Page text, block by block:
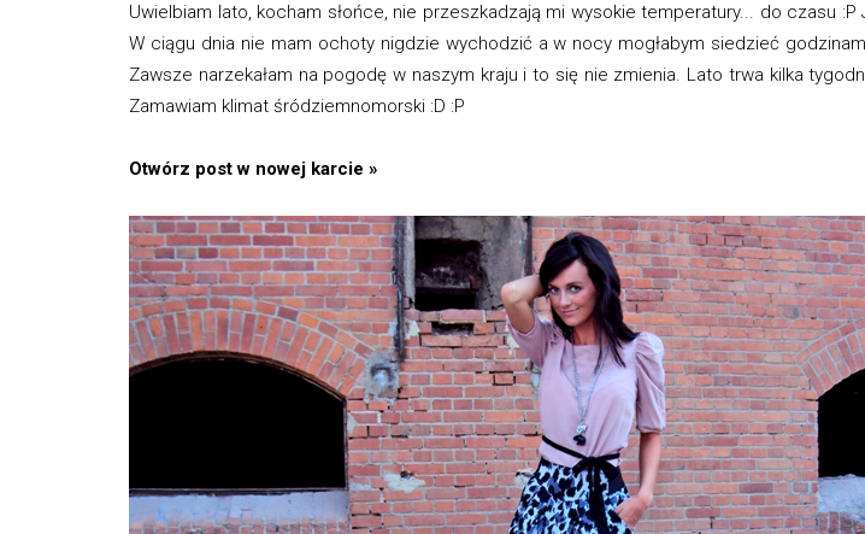
Uwielbiam lato, kocham słońce, nie przeszkadzają mi wysokie temperatury... do czasu
W ciągu dnia nie mam ochoty nigdzie wychodzić a w nocy mogłabym siedzieć
Zawsze narzekałam na pogodę w naszym kraju i to się nie zmienia. Lato trwa kilka
Zamawiam klimat śródziemnomorski :D :P
Otwórz post w nowej karcie »